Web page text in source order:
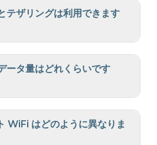
テザリングは利用できます
ータ量はどれくらいです
WiFi はどのように異なりま